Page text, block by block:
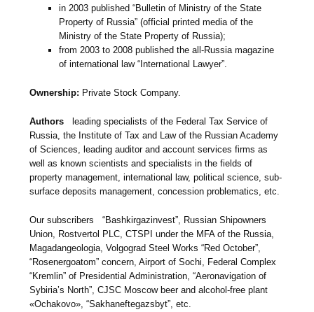
in 2003 published “Bulletin of Ministry of the State
Property of Russia” (official printed media of the
Ministry of the State Property of Russia);
from 2003 to 2008 published the all-Russia magazine
of international law “International Lawyer”.
Ownership: Private Stock Company.
Authors ­ leading specialists of the Federal Tax Service of
Russia, the Institute of Tax and Law of the Russian Academy
of Sciences, leading auditor and account services firms as
well as known scientists and specialists in the fields of
property management, international law, political science, sub-
surface deposits management, concession problematics, etc.
Our subscribers ­ “Bashkirgazinvest”, Russian Shipowners
Union, Rostvertol PLC, CTSPI under the MFA of the Russia,
Magadangeologia, Volgograd Steel Works “Red October”,
“Rosenergoatom” concern, Airport of Sochi, Federal Complex
“Kremlin” of Presidential Administration, “Aeronavigation of
Sybiria’s North”, CJSC Moscow beer and alcohol-free plant
«Ochakovo», “Sakhaneftegazsbyt”, etc.